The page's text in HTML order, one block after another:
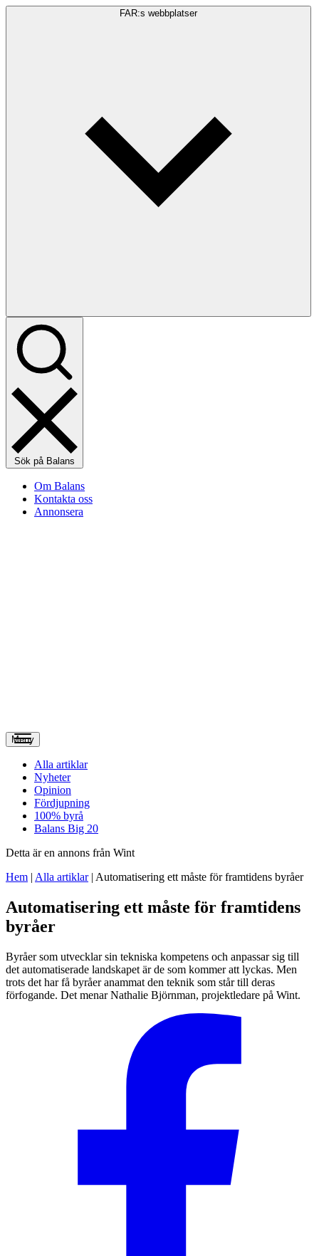
FAR:s webbplatser
Sök på Balans
Om Balans
Kontakta oss
Annonsera
Meny
Alla artiklar
Nyheter
Opinion
Fördjupning
100% byrå
Balans Big 20
Detta är en annons från Wint
Hem | Alla artiklar| Automatisering ett måste för framtidens byråer
Automatisering ett måste för framtidens
byråer
Byråer som utvecklar sin tekniska kompetens och anpassar sig till
det automatiserade landskapet är de som kommer att lyckas. Men
trots det har få byråer anammat den teknik som står till deras
förfogande. Det menar Nathalie Björnman, projektledare på Wint.